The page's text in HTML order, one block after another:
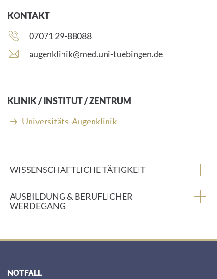
KONTAKT
Telefonnummer:
07071 29-88088
E
i
l
A
e
s
s
e
:
augenklinik@med.uni-tuebingen.de
KLINIK / INSTITUT / ZENTRUM
Universitäts-Augenklinik
WISSENSCHAFTLICHE TÄTIGKEIT
AUSBILDUNG & BERUFLICHER
WERDEGANG
NOTFALL